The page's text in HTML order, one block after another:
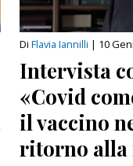
Di Flavia Iannilli | 10
Intervista
«Covid
il vaccino
ritorno alla